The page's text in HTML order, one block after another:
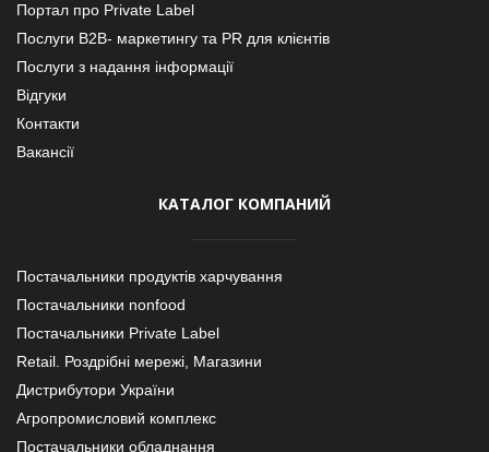
Портал про Private Label
Послуги В2В- маркетингу та PR для клієнтів
Послуги з надання інформації
Відгуки
Контакти
Вакансії
КАТАЛОГ КОМПАНИЙ
Постачальники продуктів харчування
Постачальники nonfood
Постачальники Private Label
Retail. Роздрібні мережі, Магазини
Дистрибутори України
Агропромисловий комплекс
Постачальники обладнання